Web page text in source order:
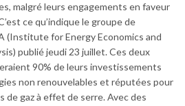
malgré leurs engagements en faveur
ce qu’indique le groupe de
(Institute for Energy Economics and
publié jeudi 23 juillet. Ces deux
90% de leurs investissements
non renouvelables et réputées pour
de gaz à effet de serre. Avec des